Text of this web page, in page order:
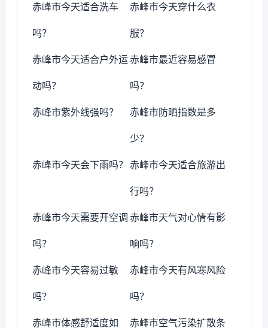
赤峰市今天适合洗车
吗？
赤峰市今天穿什么衣
服？
赤峰市今天适合户外运
动吗？
赤峰市最近容易感冒
吗？
赤峰市紫外线强吗？ 赤峰市防晒指数是多
少？
赤峰市今天会下雨吗？ 赤峰市今天适合旅游出
行吗？
赤峰市今天需要开空调
吗？
赤峰市天气对心情有影
响吗？
赤峰市今天容易过敏
吗？
赤峰市今天有风寒风险
吗？
赤峰市体感舒适度如 赤峰市空气污染扩散条